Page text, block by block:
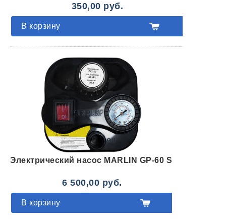
В корзину
350,00 руб.
Электрический насос MARLIN GP-60 S
В корзину
6 500,00 руб.